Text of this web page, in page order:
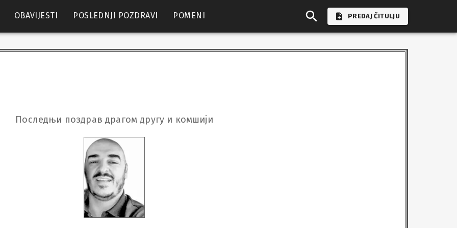
OBAVIJESTI POSLEDNJI POZDRAVI POMENI PREDAJ ČITULJU
Последњи поздрав драгом другу и комшији